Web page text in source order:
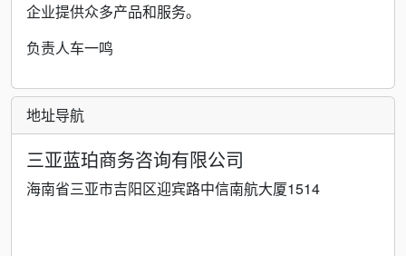
企业提供众多产品和服务。
负责人车一鸣
地址导航
三亚蓝珀商务咨询有限公司
海南省三亚市吉阳区迎宾路中信南航大厦1514